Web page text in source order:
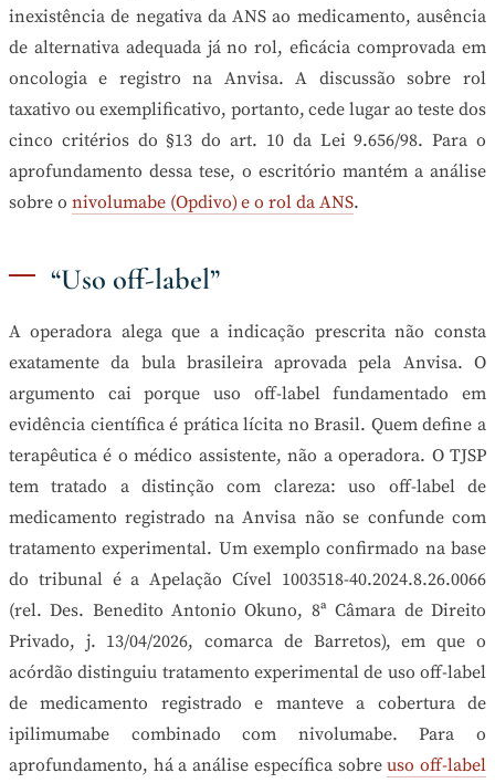
inexistência de negativa da ANS ao medicamento, ausência
de alternativa adequada já no rol, eficácia comprovada em
oncologia e registro na Anvisa. A discussão sobre rol
taxativo ou exemplificativo, portanto, cede lugar ao teste dos
cinco critérios do §13 do art. 10 da Lei 9.656/98. Para o
aprofundamento dessa tese, o escritório mantém a análise
sobre o nivolumabe (Opdivo) e o rol da ANS.
“Uso off-label”
A operadora alega que a indicação prescrita não consta
exatamente da bula brasileira aprovada pela Anvisa. O
argumento cai porque uso off-label fundamentado em
evidência científica é prática lícita no Brasil. Quem define a
terapêutica é o médico assistente, não a operadora. O TJSP
tem tratado a distinção com clareza: uso off-label de
medicamento registrado na Anvisa não se confunde com
tratamento experimental. Um exemplo confirmado na base
do tribunal é a Apelação Cível 1003518-40.2024.8.26.0066
(rel. Des. Benedito Antonio Okuno, 8ª Câmara de Direito
Privado, j. 13/04/2026, comarca de Barretos), em que o
acórdão distinguiu tratamento experimental de uso off-label
de medicamento registrado e manteve a cobertura de
ipilimumabe combinado com nivolumabe. Para o
aprofundamento, há a análise específica sobreuso off-label